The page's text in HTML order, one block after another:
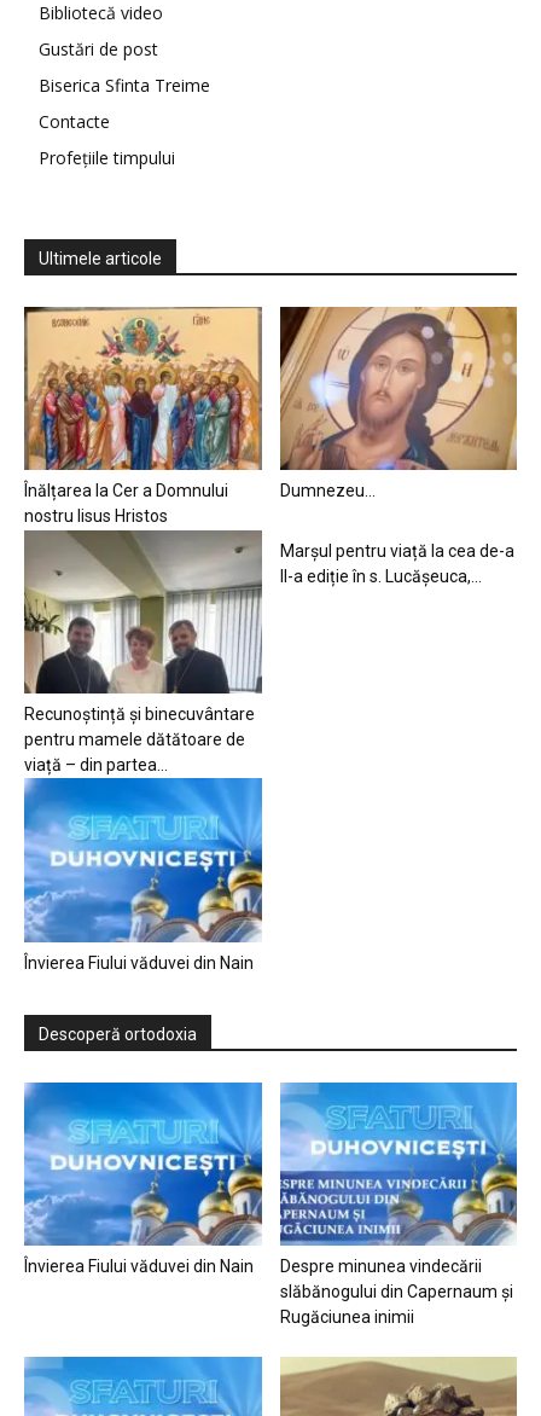
Bibliotecă video
Gustări de post
Biserica Sfinta Treime
Contacte
Profețiile timpului
Ultimele articole
Înălțarea la Cer a Domnului
nostru Iisus Hristos
Dumnezeu…
Recunoștință și binecuvântare
pentru mamele dătătoare de
viață – din partea...
Marșul pentru viață la cea de-a
II-a ediție în s. Lucășeuca,...
Învierea Fiului văduvei din Nain
Descoperă ortodoxia
Învierea Fiului văduvei din Nain
Despre minunea vindecării
slăbănogului din Capernaum și
Rugăciunea inimii